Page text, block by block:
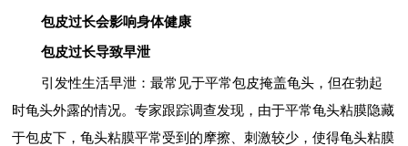
包皮过长会影响身体健康
包皮过长导致早泄
引发性生活早泄：最常见于平常包皮掩盖龟头，但在勃起
时龟头外露的情况。专家跟踪调查发现，由于平常龟头粘膜隐藏
于包皮下，龟头粘膜平常受到的摩擦、刺激较少，使得龟头粘膜